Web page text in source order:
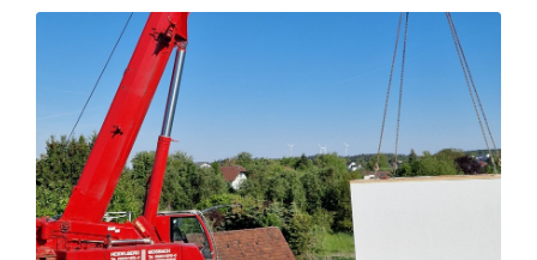
Buchen zwei Bienenhotels – mit Holz,
Herzblut und einer großen Portion
Engagement.
Die Idee dahinter: Handwerk nicht nur als
Beruf, sondern als sinnstiftende Tätigkeit
erlebbar machen. Die Jugendlichen